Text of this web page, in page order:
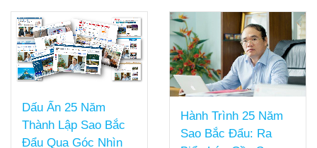
Dấu Ấn 25 Năm
Thành Lập Sao Bắc
Đẩu Qua Góc Nhìn
Hành Trình 25 Năm
Sao Bắc Đẩu: Ra